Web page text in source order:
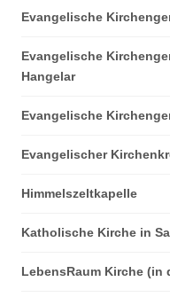
Evangelische
Evangelische
Hangelar
Evangelische
Evangelischer
Himmelszeltkapelle
Katholische Kirche in
LebensRaum Kirche (in